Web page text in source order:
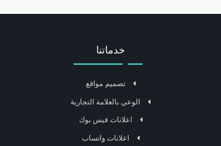
خدماتنا
تصميم مواقع
الوعي بالعلامة التجارية
اعلانات فيس بوك
اعلانات واتساب